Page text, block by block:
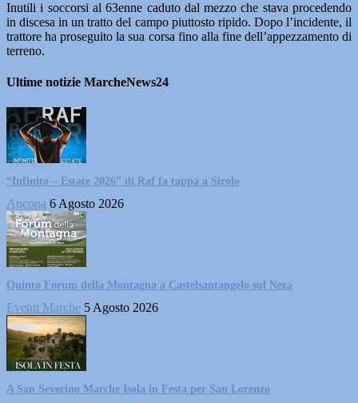
Inutili i soccorsi al 63enne caduto dal mezzo che stava procedendo
in discesa in un tratto del campo piuttosto ripido. Dopo l’incidente, il
trattore ha proseguito la sua corsa fino alla fine dell’appezzamento di
terreno.
Ultime notizie MarcheNews24
“Infinito – Estate 2026” di Raf fa tappa a Sirolo
Ancona 6 Agosto 2026
Quinto Forum della Montagna a Castelsantangelo sul Nera
Eventi Marche 5 Agosto 2026
A San Severino Marche Isola in Festa per San Lorenzo